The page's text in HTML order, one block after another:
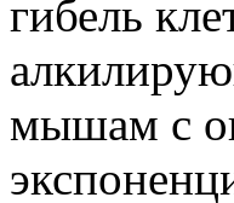
гибель
мышам с